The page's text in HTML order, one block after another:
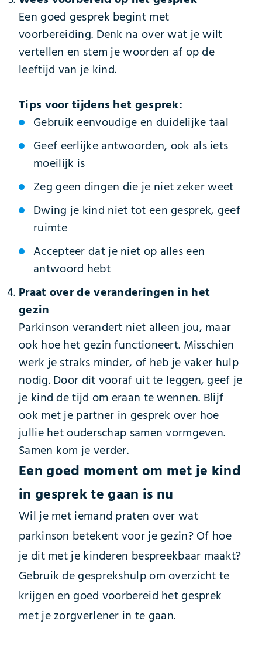
Een goed gesprek begint met
voorbereiding. Denk na over wat je wilt
vertellen en stem je woorden af op de
leeftijd van je kind.
Tips voor tijdens het gesprek:
Gebruik eenvoudige en duidelijke taal
Geef eerlijke antwoorden, ook als iets
moeilijk is
Zeg geen dingen die je niet zeker weet
Dwing je kind niet tot een gesprek, geef
ruimte
Accepteer dat je niet op alles een
antwoord hebt
Praat over de veranderingen in het
gezin
Parkinson verandert niet alleen jou, maar
ook hoe het gezin functioneert. Misschien
werk je straks minder, of heb je vaker hulp
nodig. Door dit vooraf uit te leggen, geef je
je kind de tijd om eraan te wennen. Blijf
ook met je partner in gesprek over hoe
jullie het ouderschap samen vormgeven.
Samen kom je verder.
Een goed moment om met je kind
in gesprek te gaan is nu
Wil je met iemand praten over wat
parkinson betekent voor je gezin? Of hoe
je dit met je kinderen bespreekbaar maakt?
Gebruik de gesprekshulp om overzicht te
krijgen en goed voorbereid het gesprek
met je zorgverlener in te gaan.